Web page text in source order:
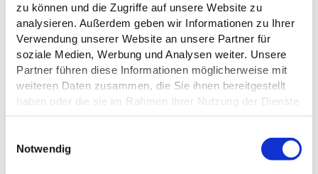
zu können und die Zugriffe auf unsere Website zu
analysieren. Außerdem geben wir Informationen zu Ihrer
Verwendung unserer Website an unsere Partner für
soziale Medien, Werbung und Analysen weiter. Unsere
Partner führen diese Informationen möglicherweise mit
weiteren Daten zusammen, die Sie ihnen bereitgestellt
haben oder die sie im Rahmen Ihrer Nutzung der Dienste
gesammelt haben.
Datenschutz
Notwendig